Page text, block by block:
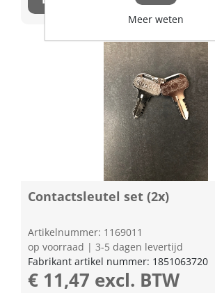
Contactsleutel set (2x)
Artikelnummer: 1169011
op voorraad | 3-5 dagen levertijd
Fabrikant artikel nummer: 1851063720
€ 11,47 excl. BTW
Meer weten